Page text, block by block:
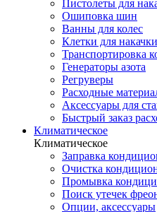
Пистолеты для
Ошиповка шин
Ванны для колес
Клетки для
Транспортировка
Генераторы азота
Регруверы
Расходные
Аксессуары для
Быстрый заказ
Климатическое
Климатическое
Заправка
Очистка
Промывка
Поиск утечек
Опции, аксессуары